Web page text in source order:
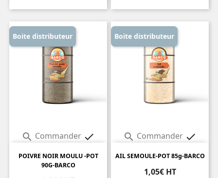
Prix
 Commander 
POIVRE NOIR MOULU -POT
90G-BARCO
Boite distributeur
 Commander 
AIL SEMOULE-POT 85g-BARCO
1,05€ HT
Boite distributeur